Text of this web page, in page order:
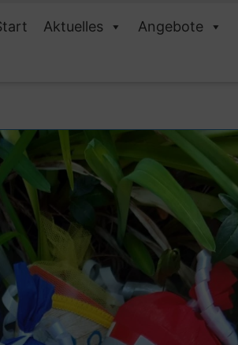
Aktuelles Angebote